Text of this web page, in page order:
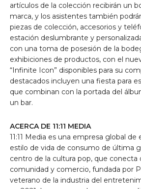
artículos de la colección recibirán un
marca, y los asistentes también
piezas de colección, accesorios y
estación deslumbrante y
con una toma de posesión de la
exhibiciones de productos, con el
“Infinite Icon” disponibles para su
destacados incluyen una fiesta para
que combinan con la portada del
un bar.
ACERCA DE 11:11 MEDIA
11:11 Media es una empresa global
estilo de vida de consumo de última
centro de la cultura pop, que conecta
comunidad y comercio, fundada por
veterano de la industria del